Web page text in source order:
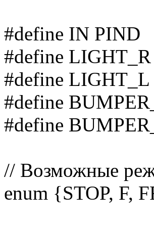
#define IN PIND
#define
#define
#define
#define
// Возможные
enum {STOP, F,